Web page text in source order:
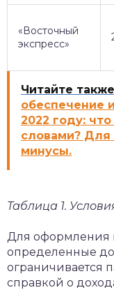
«Восточный
экспресс»
Читайте
обеспечение
2022 году:
словами? Для
минусы.
Таблица 1.
Для оформления
определенные
ограничивается
справкой о